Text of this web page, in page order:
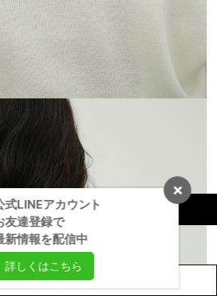
する（フリーサイズ）
店舗在庫を見る
式LINEアカウント
友達登録で
新情報を配信中
詳しくはこちら